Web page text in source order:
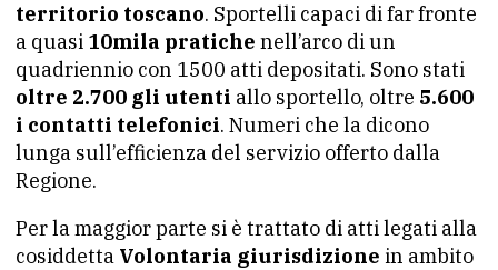
territorio toscano. Sportelli capaci di far fronte
a quasi 10mila pratiche nell’arco di un
quadriennio con 1500 atti depositati. Sono stati
oltre 2.700 gli utenti allo sportello, oltre 5.600
i contatti telefonici. Numeri che la dicono
lunga sull’efficienza del servizio offerto dalla
Regione.
Per la maggior parte si è trattato di atti legati alla
cosiddetta Volontaria giurisdizione in ambito